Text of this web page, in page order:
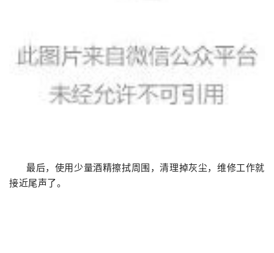
最后，使用少量酒精擦拭周围，清理掉灰尘，维修工作就
接近尾声了。